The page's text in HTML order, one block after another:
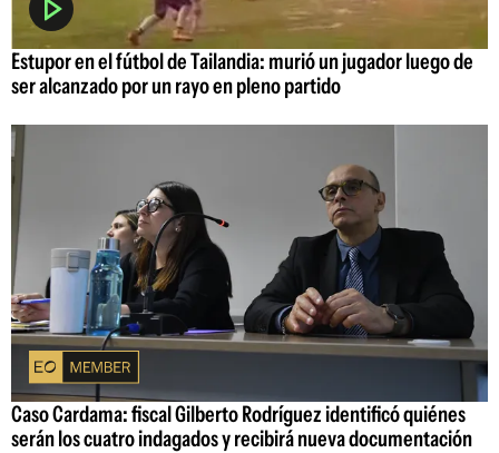
Estupor en el fútbol de Tailandia: murió un jugador luego de
ser alcanzado por un rayo en pleno partido
Caso Cardama: fiscal Gilberto Rodríguez identificó quiénes
serán los cuatro indagados y recibirá nueva documentación